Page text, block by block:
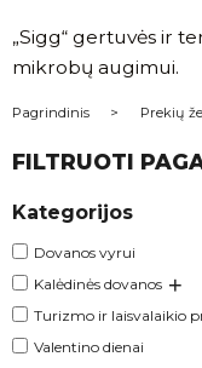
„Sigg“ gertuvės ir
mikrobų augimui.
Pagrindinis Prekių
FILTRUOTI
Kategorijos
Dovanos vyrui
Kalėdinės dovanos +
Turizmo ir laisvalaikio
Valentino dienai